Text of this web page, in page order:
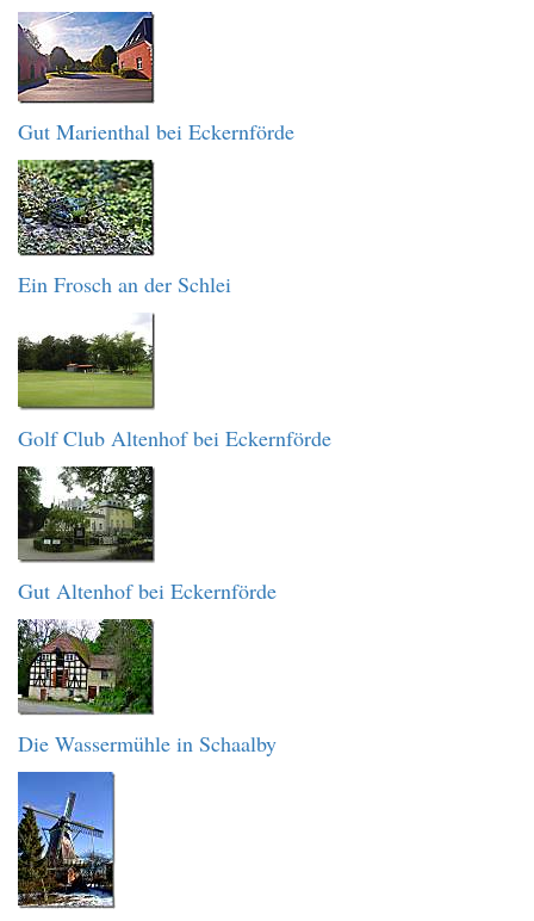
Gut Marienthal bei Eckernförde
Ein Frosch an der Schlei
Golf Club Altenhof bei Eckernförde
Gut Altenhof bei Eckernförde
Die Wassermühle in Schaalby